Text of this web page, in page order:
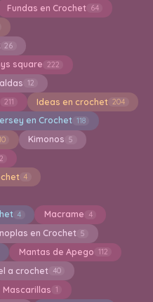
Fundas en Crochet 64
26
square 222
12
211 Ideas en crochet 204
en Crochet 118
Kimonos 5
2
4
4 Macrame 4
en Crochet 5
Mantas de Apego 112
a crochet 40
Mascarillas 1